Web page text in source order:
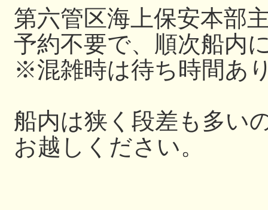
第六管区海上保安本部
予約不要で、順次船内
※混雑時は待ち時間あ
船内は狭く段差も多い
お越しください。